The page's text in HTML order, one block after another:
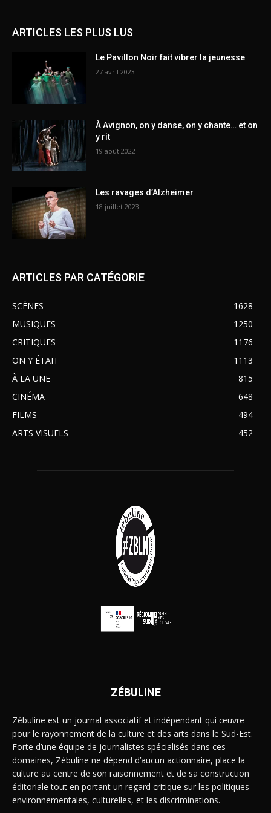
ARTICLES LES PLUS LUS
Le Pavillon Noir fait vibrer la jeunesse
27 avril 2023
À Avignon, on y danse, on y chante… et on
y rit
19 août 2022
Les ravages d’Alzheimer
18 juillet 2023
ARTICLES PAR CATÉGORIE
SCÈNES
1628
MUSIQUES
1250
CRITIQUES
1176
ON Y ÉTAIT
1113
À LA UNE
815
CINÉMA
648
FILMS
494
ARTS VISUELS
452
ZÉBULINE
Zébuline est un journal associatif et indépendant qui œuvre
pour le rayonnement de la culture et des arts dans le Sud-Est.
Forte d’une équipe de journalistes spécialisés dans ces
domaines, Zébuline ne dépend d’aucun actionnaire, place la
culture au centre de son raisonnement et de sa construction
éditoriale tout en portant un regard critique sur les politiques
environnementales, culturelles, et les discriminations.